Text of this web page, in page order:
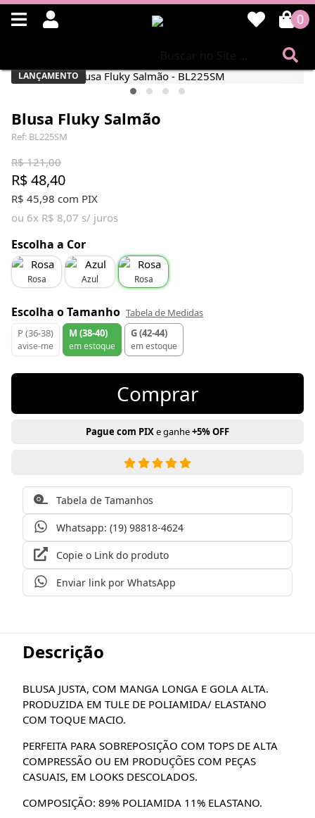
0
LANÇAMENTO
Blusa Fluky Salmão
Ref: BL225SM
R$ 121,00
R$ 48,40
R$ 45,98 com PIX
ou 6x R$ 8,07 s/ juros
Escolha a Cor
Rosa Azul Rosa
Escolha o Tamanho Tabela de Medidas
P (36-38)
avise-me
M (38-40)
em estoque
G (42-44)
em estoque
Comprar
Pague com PIXe ganhe+5% OFF
Tabela de Tamanhos
Whatsapp: (19) 98818-4624
Copie o Link do produto
Enviar link por WhatsApp
Descrição
BLUSA JUSTA, COM MANGA LONGA E GOLA ALTA.
PRODUZIDA EM TULE DE POLIAMIDA/ ELASTANO
COM TOQUE MACIO.
PERFEITA PARA SOBREPOSIÇÃO COM TOPS DE ALTA
COMPRESSÃO OU EM PRODUÇÕES COM PEÇAS
CASUAIS, EM LOOKS DESCOLADOS.
COMPOSIÇÃO: 89% POLIAMIDA 11% ELASTANO.